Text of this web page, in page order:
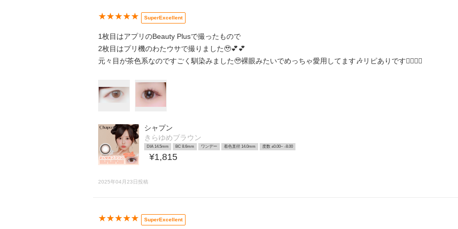
★★★★★ SuperExcellent
1枚目はアプリのBeauty Plusで撮ったもので
2枚目はプリ機のわたウサで撮りました🥹💕💕
元々目が茶色系なのですごく馴染みました🥹裸眼みたいでめっちゃ愛用してます🎶リピありです👍🏻😌💖
シャプン
きらゆめブラウン
DIA 14.5mm BC 8.6mm ワンデー 着色直径 14.0mm 度数 ±0.00~ -8.00
¥1,815
2025年04月23日投稿
★★★★★ SuperExcellent